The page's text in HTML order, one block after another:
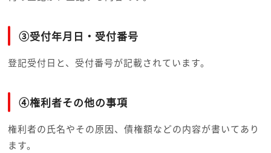
③受付年月日・受付番号
登記受付日と、受付番号が記載されています。
④権利者その他の事項
権利者の氏名やその原因、債権額などの内容が書いてあり
ます。